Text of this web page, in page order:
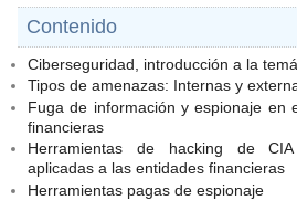
Contenido
Ciberseguridad, introducción a la
Tipos de amenazas: Internas y
Fuga de información y espionaje en
financieras
Herramientas de hacking de
aplicadas a las entidades financieras
Herramientas pagas de espionaje